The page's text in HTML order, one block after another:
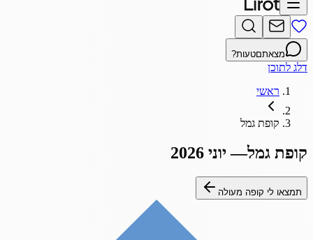
מצאתםטעות?
דלג לתוכן
ראשי
קופת גמל
קופת גמל— יוני 2026
תמצאו לי קופה מעולה